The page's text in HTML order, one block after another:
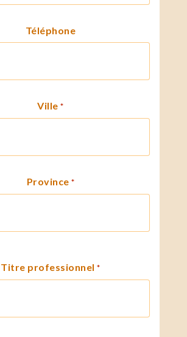
Téléphone
Ville *
Province *
Titre professionnel *